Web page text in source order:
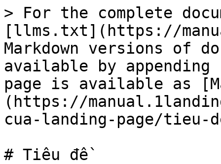
> For the complete
[llms.txt](https://
Markdown versions of
available by
page is available as
(https://
cua-landing-page/tieu-
# Tiêu đề